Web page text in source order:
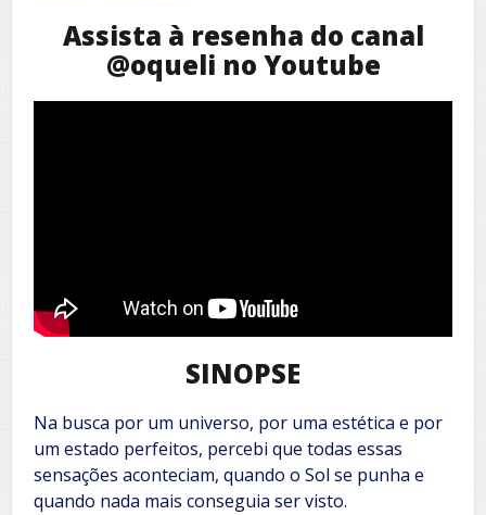
Assista à resenha do canal
@oqueli no Youtube
SINOPSE
Na busca por um universo, por uma estética e por
um estado perfeitos, percebi que todas essas
sensações aconteciam, quando o Sol se punha e
quando nada mais conseguia ser visto.